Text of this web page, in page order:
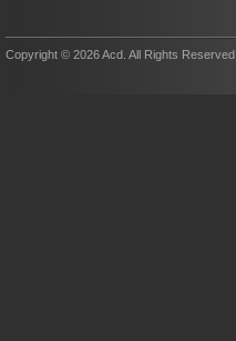
Copyright © 2026 Acd. All Rights Reserved